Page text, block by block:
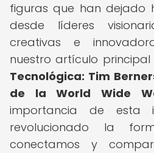
figuras que han dejado
desde líderes
creativas e
nuestro artículo principal
Tecnológica: Tim
de la World Wide
importancia de esta
revolucionado la
conectamos y